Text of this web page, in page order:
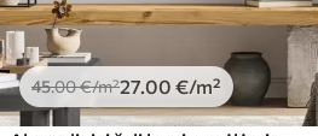
45.00€/m²27 .00 €/m²